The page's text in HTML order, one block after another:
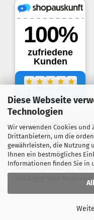
Diese Webseite
Technologien
Wir verwenden Cookies und
Drittanbietern, um die
gewährleisten, die Nutzung
Ihnen ein bestmögliches
Informationen finden Sie in
.
**gilt für Lieferungen
für andere Länder
den
*Preis inkl. deutscher
Preisempfehlung ( des
abhängig vom